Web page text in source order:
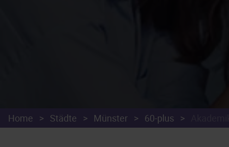
Home > Städte > Münster > 60-plus >